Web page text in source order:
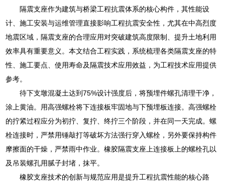
隔震支座作为建筑与桥梁工程抗震体系的核心构件，其性能设
计、施工安装与运维管理直接影响工程抗震安全性，尤其在中高烈度
地震区域，隔震支座的合理应用对突破建筑高度限制、提升土地利用
效率具有重要意义。本文结合工程实践，系统梳理各类隔震支座的特
性、施工要点、使用寿命及隔震技术应用效益，为工程技术应用提供
参考。
待下支墩混凝土达到75%设计强度后，将预埋件螺孔清理干净，
涂上黄油。用高强螺栓将下连接板牢固地与下预埋板连接。高强螺栓
的拧紧过程应分为初拧、复拧、终拧三个阶段，并在同一天完成。螺
栓连接时，严禁用锤敲打等破坏方法强行穿入螺栓，另外要保持构件
摩擦面的干燥，严禁雨中作业。橡胶隔震支座上连接板上的螺栓孔以
及吊装螺孔用腻子封堵，抹平。
橡胶支座技术的创新与规范应用是提升工程抗震性能的核心路